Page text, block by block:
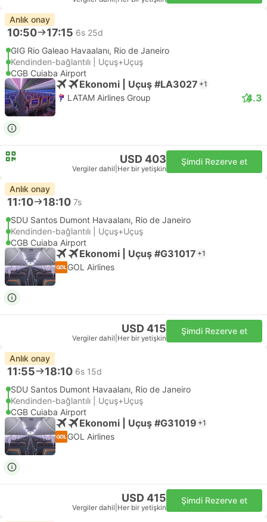
Anlık onay
10:50 17:15 6s 25d
GIG Rio Galeao Havaalanı, Rio de Janeiro
Kendinden-bağlantılı | Uçuş+Uçuş
CGB Cuiaba Airport
Ekonomi | Uçuş #LA3027 +1
LATAM Airlines Group 4.3
USD 403
Vergiler dahil Her bir yetişkin
Şimdi Rezerve et
Anlık onay
11:10 18:10 7s
SDU Santos Dumont Havaalanı, Rio de Janeiro
Kendinden-bağlantılı | Uçuş+Uçuş
CGB Cuiaba Airport
Ekonomi | Uçuş #G31017 +1
GOL Airlines
USD 415
Vergiler dahil Her bir yetişkin
Şimdi Rezerve et
Anlık onay
11:55 18:10 6s 15d
SDU Santos Dumont Havaalanı, Rio de Janeiro
Kendinden-bağlantılı | Uçuş+Uçuş
CGB Cuiaba Airport
Ekonomi | Uçuş #G31019 +1
GOL Airlines
USD 415
Vergiler dahil Her bir yetişkin
Şimdi Rezerve et